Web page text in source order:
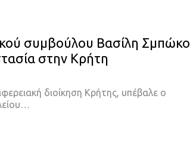
συμβούλου Βασίλη Σμπώκο
στην Κρήτη
διοίκηση Κρήτης, υπέβαλε ο